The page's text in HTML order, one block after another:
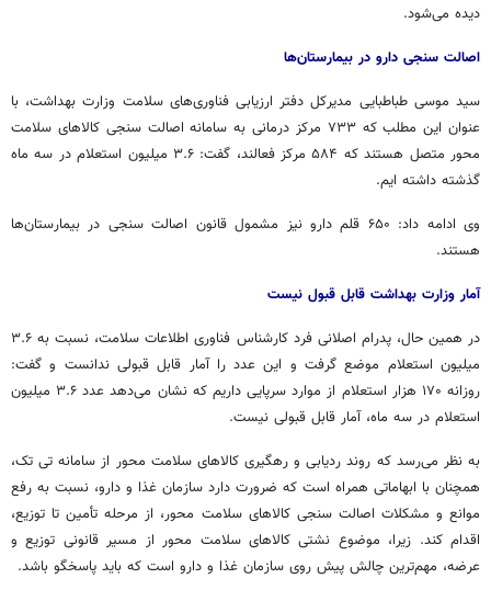
دیده می‌شود.
اصالت سنجی دارو در بیمارستان‌ها
سید موسی طباطبایی مدیرکل دفتر ارزیابی فناوری‌های سلامت وزارت بهداشت، با
عنوان این مطلب که ۷۳۳ مرکز درمانی به سامانه اصالت
سنجی کالاهای سلامت
محور متصل هستند که ۵۸۴ مرکز فعالند، گفت: ۳.۶ میلیون استعلام در سه ماه
گذشته داشته ایم.
وی ادامه داد: ۶۵۰ قلم دارو نیز مشمول قانون اصالت
سنجی در بیمارستان‌ها
هستند.
آمار وزارت بهداشت قابل قبول نیست
در همین حال، پدرام اصلانی فرد کارشناس فناوری اطلاعات سلامت، نسبت به ۳.۶
میلیون استعلام موضع گرفت و این عدد را آمار قابل قبولی ندانست و گفت:
روزانه ۱۷۰ هزار استعلام از موارد سرپایی داریم که نشان می‌دهد عدد ۳.۶ میلیون
استعلام در سه ماه، آمار قابل قبولی نیست.
به نظر می‌رسد که روند ردیابی و رهگیری کالاهای سلامت محور از سامانه تیتک،
همچنان با ابهاماتی همراه است که ضرورت دارد سازمان غذا و دارو، نسبت به رفع
موانع و مشکلات اصالتسنجی کالاهای سلامت محور، از مرحله تأمین تا توزیع،
اقدام کند. زیرا، موضوع نشتی کالاهای سلامت محور از مسیر قانونی توزیع و
عرضه، مهم‌ترین چالش پیش روی سازمان غذا و دارو است که باید پاسخگو باشد.